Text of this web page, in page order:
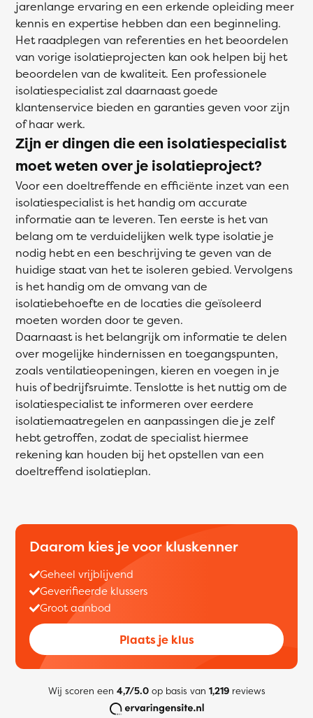
jarenlange ervaring en een erkende opleiding meer
kennis en expertise hebben dan een beginneling.
Het raadplegen van referenties en het beoordelen
van vorige isolatieprojecten kan ook helpen bij het
beoordelen van de kwaliteit. Een professionele
isolatiespecialist zal daarnaast goede
klantenservice bieden en garanties geven voor zijn
of haar werk.
Zijn er dingen die een isolatiespecialist
moet weten over je isolatieproject?
Voor een doeltreffende en efficiënte inzet van een
isolatiespecialist is het handig om accurate
informatie aan te leveren. Ten eerste is het van
belang om te verduidelijken welk type isolatie je
nodig hebt en een beschrijving te geven van de
huidige staat van het te isoleren gebied. Vervolgens
is het handig om de omvang van de
isolatiebehoefte en de locaties die geïsoleerd
moeten worden door te geven.
Daarnaast is het belangrijk om informatie te delen
over mogelijke hindernissen en toegangspunten,
zoals ventilatieopeningen, kieren en voegen in je
huis of bedrijfsruimte. Tenslotte is het nuttig om de
isolatiespecialist te informeren over eerdere
isolatiemaatregelen en aanpassingen die je zelf
hebt getroffen, zodat de specialist hiermee
rekening kan houden bij het opstellen van een
doeltreffend isolatieplan.
Daarom kies je voor kluskenner
Geheel vrijblijvend
Geverifieerde klussers
Groot aanbod
Plaats je klus
Wij scoren een 4,7/5.0op basis van 1,219reviews